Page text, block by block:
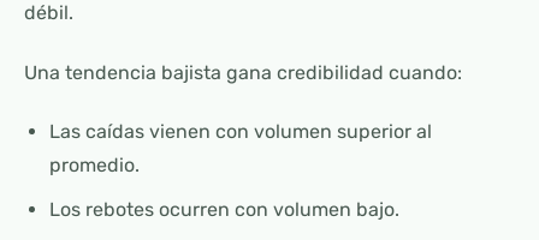
débil.
Una tendencia bajista gana credibilidad cuando:
Las caídas vienen con volumen superior al
promedio.
Los rebotes ocurren con volumen bajo.